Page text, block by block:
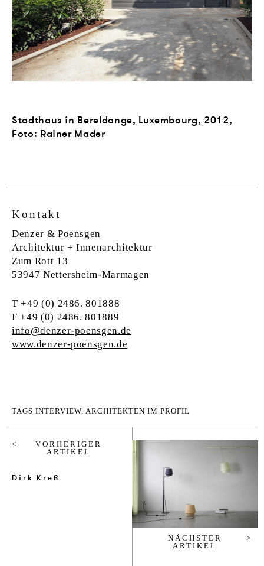
Stadthaus in Bereldange, Luxembourg, 2012,
Foto: Rainer Mader
Kontakt
Denzer & Poensgen
Architektur + Innenarchitektur
Zum Rott 13
53947 Nettersheim-Marmagen
T +49 (0) 2486. 801888
F +49 (0) 2486. 801889
info@denzer-poensgen.de
www.denzer-poensgen.de
TAGS INTERVIEW, ARCHITEKTEN IM PROFIL
VORHERIGER
ARTIKEL
Dirk Kreß
NÄCHSTER
ARTIKEL